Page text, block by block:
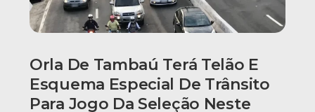
Orla De Tambaú Terá Telão E
Esquema Especial De Trânsito
Para Jogo Da Seleção Neste